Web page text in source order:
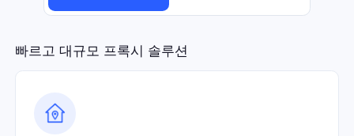
빠르고 대규모 프록시 솔루션